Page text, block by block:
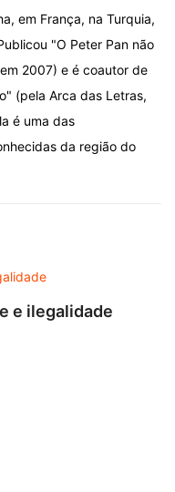
em França, na Turquia,
"O Peter Pan não
2007) e é coautor de
(pela Arca das Letras,
é uma das
da região do
e ilegalidade